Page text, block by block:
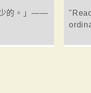
少的。」——